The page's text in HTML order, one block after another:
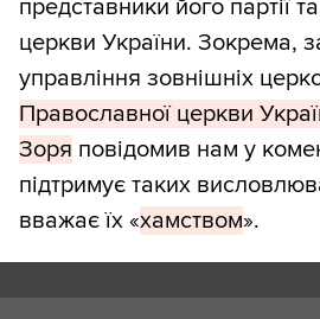
представники його партії
церкви України. Зокрема,
управління зовнішніх
Православної церкви
Зоря повідомив нам у
підтримує таких
вважає їх «хамством».